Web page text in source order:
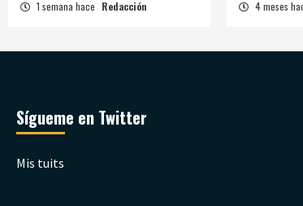
1 semana hace Redacción 4 meses
Sígueme en Twitter
Mis tuits